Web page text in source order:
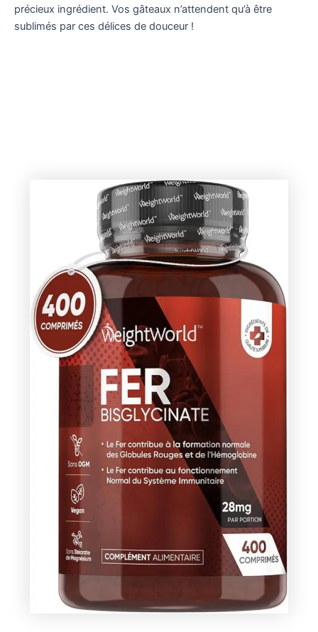
précieux ingrédient. Vos gâteaux n’attendent qu’à être
sublimés par ces délices de douceur !